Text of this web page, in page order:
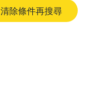
清除條件再搜尋